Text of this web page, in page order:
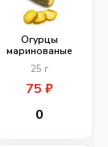
Огурцы
маринованые
25 г
75 ₽
0